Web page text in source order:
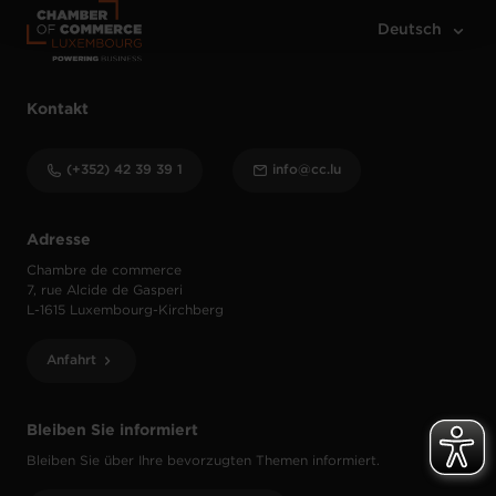
Bleiben Sie informiert
Bleiben Sie über Ihre bevorzugten Themen informiert.
Adresse
Chambre de commerce
7, rue Alcide de Gasperi
L-1615 Luxembourg-Kirchberg
Anfahrt
Kontakt
(+352) 42 39 39 1 info@cc.lu